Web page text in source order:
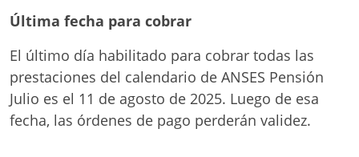
Última fecha para cobrar
El último día habilitado para cobrar todas las
prestaciones del calendario de ANSES Pensión
Julio es el 11 de agosto de 2025. Luego de esa
fecha, las órdenes de pago perderán validez.